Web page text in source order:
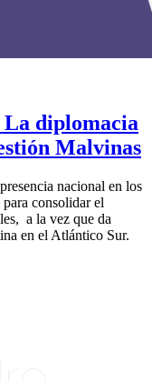
diplomacia
Malvinas
nacional en los
consolidar el
a la vez que da
en el Atlántico Sur.